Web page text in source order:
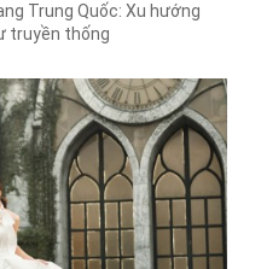
Trung Quốc: Xu hướng
truyền thống